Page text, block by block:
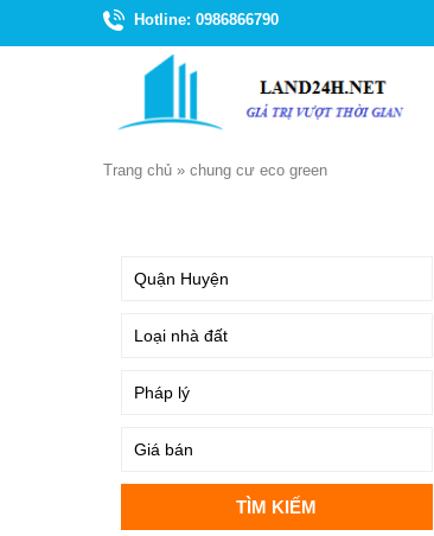
Hotline: 0986866790
Trang chủ » chung cư eco green